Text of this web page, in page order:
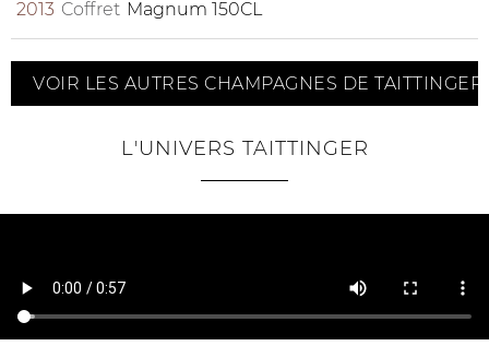
2013 Coffret Magnum 150CL
VOIR LES AUTRES CHAMPAGNES DE TAITTINGER
L'UNIVERS TAITTINGER